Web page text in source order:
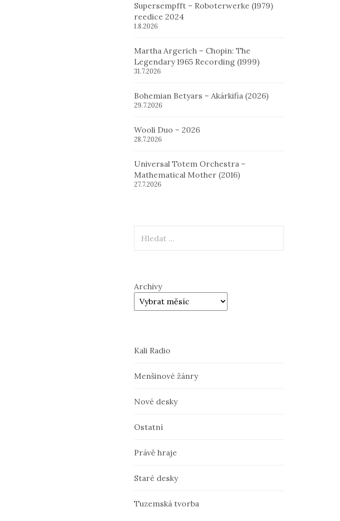
Supersempfft – Roboterwerke (1979)
reedice 2024
1.8.2026
Martha Argerich – Chopin: The
Legendary 1965 Recording (1999)
31.7.2026
Bohemian Betyars – Akárkifia (2026)
29.7.2026
Wooli Duo – 2026
28.7.2026
Universal Totem Orchestra –
Mathematical Mother (2016)
27.7.2026
Archivy
Kali Radio
Menšinové žánry
Nové desky
Ostatní
Právě hraje
Staré desky
Tuzemská tvorba